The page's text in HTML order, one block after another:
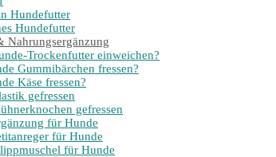
Hundefutter
Hundefutter
Nahrungsergänzung
Trockenfutter einweichen?
Gummibärchen fressen?
Käse fressen?
gefressen
gefressen
für Hunde
für Hunde
für Hunde